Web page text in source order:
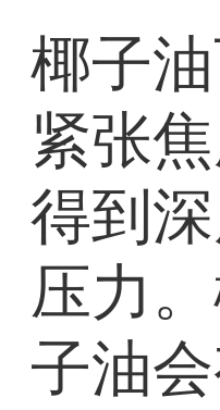
椰子
紧张
得到
压力
子油